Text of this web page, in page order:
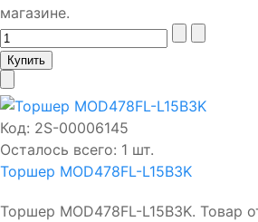
магазине.
Код: 2S-00006145
Осталось всего: 1 шт.
Торшер MOD478FL-L15B3K
Торшер MOD478FL-L15B3K. Товар